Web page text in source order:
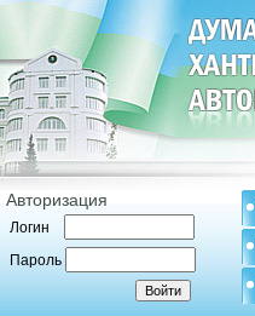
Авторизация
Логин
Пароль